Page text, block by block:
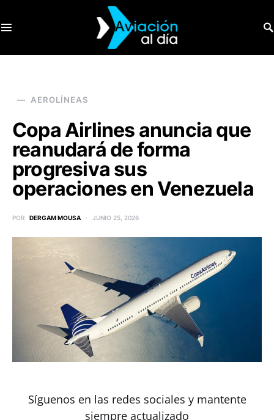
AEROLÍNEAS
Copa Airlines anuncia que
reanudará de forma
progresiva sus
operaciones en Venezuela
POR DERGAM MOUSA JUNIO 25, 2026
Síguenos en las redes sociales y mantente
siempre actualizado